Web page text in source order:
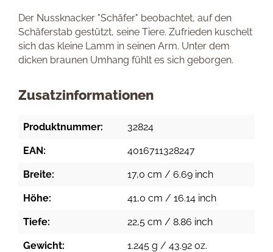
Der Nussknacker "Schäfer" beobachtet, auf den
Schäferstab gestützt, seine Tiere. Zufrieden kuschelt
sich das kleine Lamm in seinen Arm. Unter dem
dicken braunen Umhang fühlt es sich geborgen.
Zusatzinformationen
Produktnummer: 32824
EAN: 4016711328247
Breite: 17,0 cm / 6.69 inch
Höhe: 41,0 cm / 16.14 inch
Tiefe: 22,5 cm / 8.86 inch
Gewicht: 1.245 g / 43.92 oz.